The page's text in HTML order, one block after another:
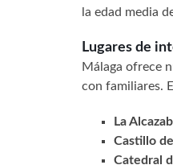
la edad media
Lugares de
Málaga ofrece
con familiares.
La
Castillo
Catedral